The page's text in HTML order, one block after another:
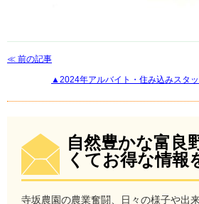
≪ 前の記事
▲2024年アルバイト・住み込みスタ
自然豊かな富良
くてお得な情報
寺坂農園の農業奮闘、日々の様子や出